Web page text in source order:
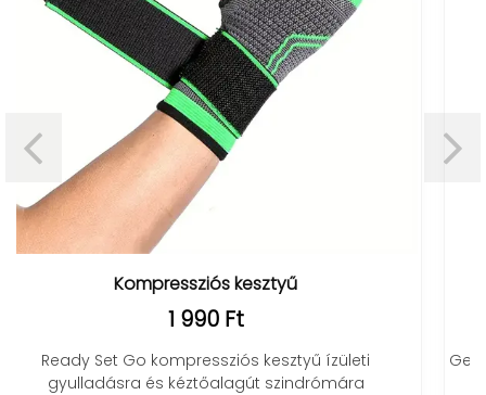
ízületi
Back Magic hátnyújtó
Gerincnyújtó padunkkal könnyedén
nyújthatod a gerincedet,